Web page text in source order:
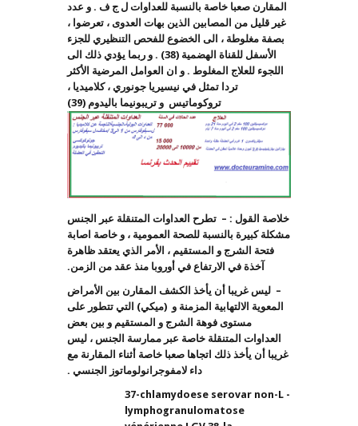
المقارن صعبا خاصة بالنسبة للعداوات ل ج ف . و عدد
غير قليل من المصابين الذين بهات العدوى ، تعرضوا ،
بصفة مغلوطة ، الى الخضوع للفحص التنظيري للجزء
الأسفل للقناة الهضمية (38) . و ربما يؤدي ذلك الى
اللجوء للعلاج المغلوط . و ان العوامل المرضية الأكثر
تردا تمثل في نيسيريا جونوري ، كلاميديا ،
تروكوماتيس و تريبونيما باليدوم (39)
خلاصة القول : – تطرح العداوات المتنقلة عبر الجنس
مشكلة كبيرة بالنسبة للصحة العمومية ، و خاصة اصابة
فتحة الشرج و المستقيم ، الأمر الذي يعتقد ظاهرة
آخذة في الارتفاع في أوروبا منذ عقد من الزمن.
– ليس غريبا أن يأخذ الكشف المقارن بين الأمراض
المعوية الالتهابية المزمنة و (ميكي) التي تتطور على
مستوى فوهة الشرج و المستقيم و بين بعض
العداوات المتنقلة خاصة عبر ممارسة الجنس ، ليس
غريبا أن يأخذ ذلك اتجاها صعبا خاصة أثناء المقارنة مع
داء لامفوجرانولوماتوز الجنسي .
37-chlamydoese serovar non-L -
lymphogranulomatose